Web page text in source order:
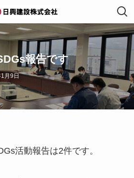
報告です
月9日
活動報告は2件です。